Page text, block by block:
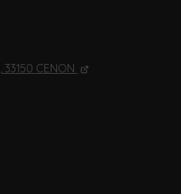
33150 CENON